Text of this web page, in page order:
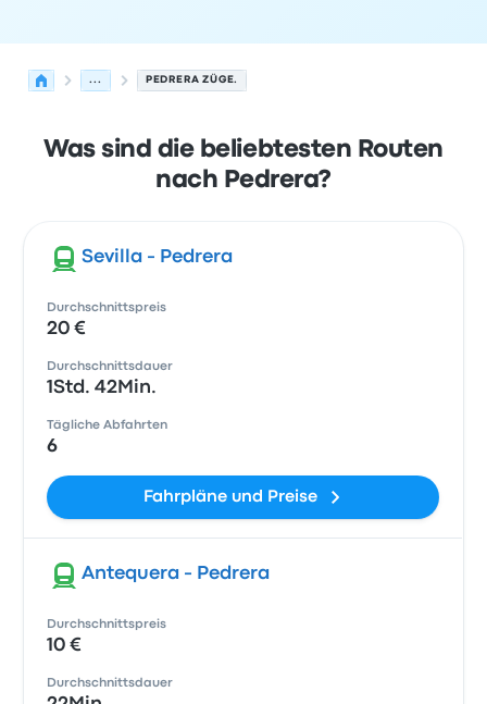
... PEDRERA ZÜGE.
Was sind die beliebtesten Routen
nach Pedrera?
Sevilla - Pedrera
Durchschnittspreis
20 €
Durchschnittsdauer
1Std. 42Min.
Tägliche Abfahrten
6
Fahrpläne und Preise
Antequera - Pedrera
Durchschnittspreis
10 €
Durchschnittsdauer